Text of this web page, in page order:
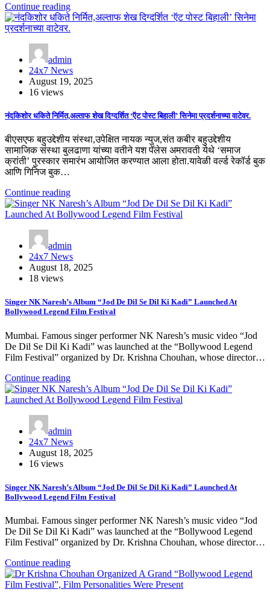
Continue reading
admin
24x7 News
August 19, 2025
16 views
नंदकिशोर धकिते निर्मित,अल्ताफ शेख दिग्दर्शित ‘ऍट पोस्ट बिहाली’ सिनेमा प्रदर्शनाच्या वाटेवर.
बीएसएफ बहुउद्देशीय संस्था,उपेक्षित नायक न्युज,संत कबीर बहुउद्देशीय
सामाजिक संस्था बुलढाणा यांच्या वतीने यश पॅलेस अमरावती येथे ‘समाज
क्रांती’ पुरस्कार समारंभ आयोजित करण्यात आला होता.यावेळी वर्ल्ड रेकॉर्ड बुक
आणि गिनिज बुक…
Continue reading
admin
24x7 News
August 18, 2025
18 views
Singer NK Naresh’s Album “Jod De Dil Se Dil Ki Kadi” Launched At
Bollywood Legend Film Festival
Mumbai. Famous singer performer NK Naresh’s music video “Jod
De Dil Se Dil Ki Kadi” was launched at the “Bollywood Legend
Film Festival” organized by Dr. Krishna Chouhan, whose director…
Continue reading
admin
24x7 News
August 18, 2025
16 views
Singer NK Naresh’s Album “Jod De Dil Se Dil Ki Kadi” Launched At
Bollywood Legend Film Festival
Mumbai. Famous singer performer NK Naresh’s music video “Jod
De Dil Se Dil Ki Kadi” was launched at the “Bollywood Legend
Film Festival” organized by Dr. Krishna Chouhan, whose director…
Continue reading